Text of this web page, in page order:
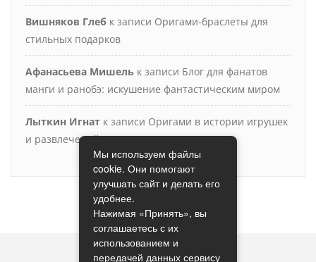
Вишняков Глеб к записи Оригами-браслеты для
стильных подарков
Афанасьева Мишель к записи Блог для фанатов
манги и ранобэ: искушение фантастическим миром
Лыткин Игнат к записи Оригами в истории игрушек
и развлечений
Мы используем файлы
cookie. Они помогают
улучшать сайт и делать его
удобнее.
Нажимая «Принять», вы
соглашаетесь с их
использованием и
передачей данных сервису